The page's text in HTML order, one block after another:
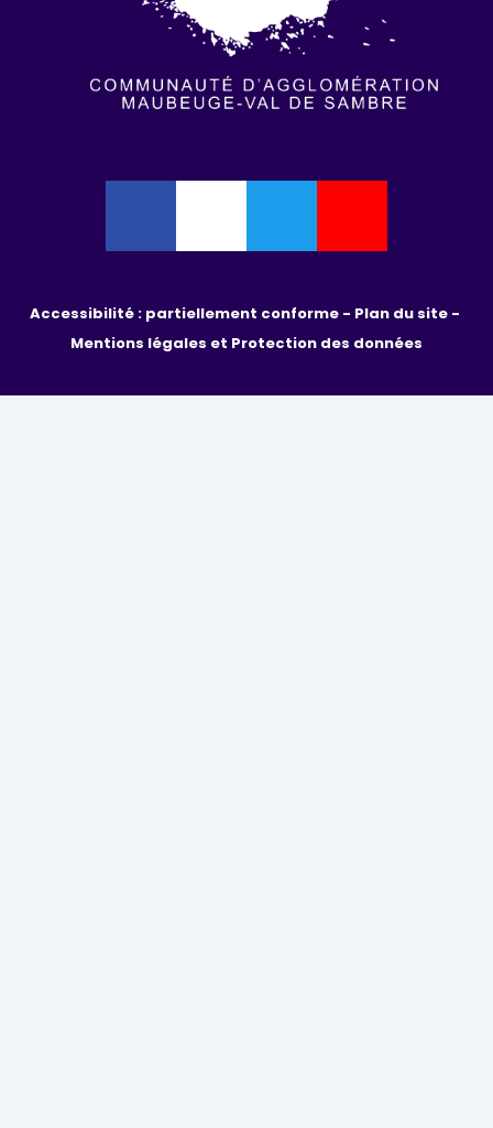
Accessibilité : partiellement conforme -
Mentions légales et Protection des données